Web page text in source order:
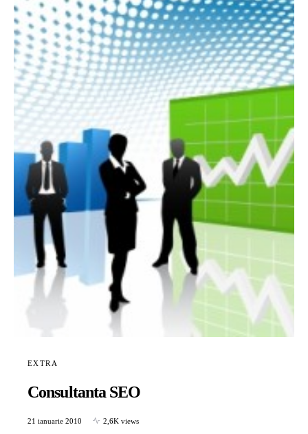
EXTRA
Consultanta SEO
21 ianuarie 2010 2,6K views